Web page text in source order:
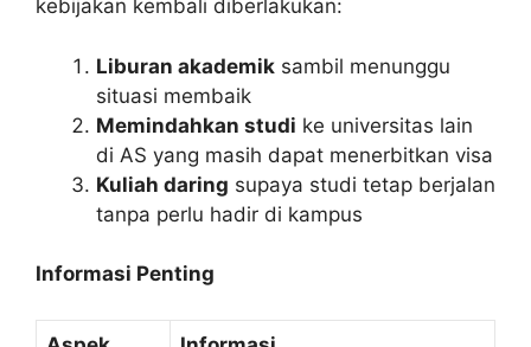
kebijakan kembali diberlakukan:
Liburan akademik sambil menunggu
situasi membaik
Memindahkan studi ke universitas lain
di AS yang masih dapat menerbitkan visa
Kuliah daring supaya studi tetap berjalan
tanpa perlu hadir di kampus
Informasi Penting